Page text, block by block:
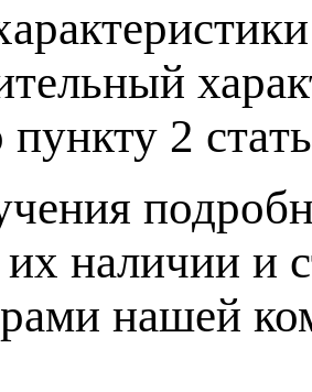
пункту 2
их нaличии и
нашей